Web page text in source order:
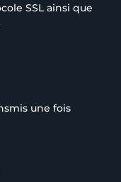
SSL ainsi que
une fois